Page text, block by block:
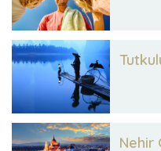
Nehir